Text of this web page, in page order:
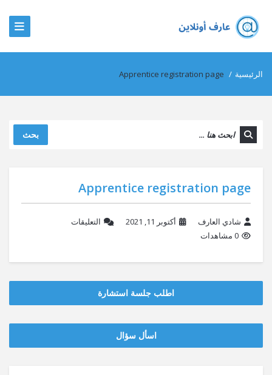
الرئيسية /
Apprentice registration page
بحث
Apprentice registration page
شادي العارف أكتوبر 11, 2021
التعليقات
0 مشاهدات
اطلب جلسة استشارة
‫‫اسأل سؤال